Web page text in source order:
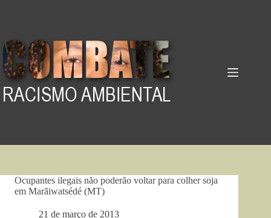
Ocupantes ilegais não poderão voltar para colher soja
em Marãiwatsédé (MT)
21 de março de 2013